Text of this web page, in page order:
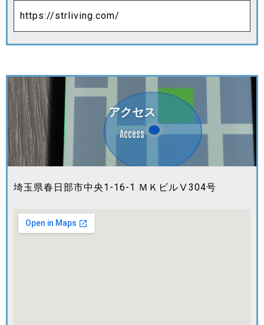
https://strliving.com/
アクセス
Access
埼玉県春日部市中央1-16-1 ＭＫビルⅤ304号